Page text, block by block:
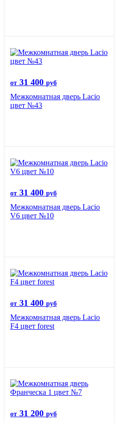
от 31 400 руб
Межкомнатная дверь Lacio
цвет №43
от 31 400 руб
Межкомнатная дверь Lacio
V6 цвет №10
от 31 400 руб
Межкомнатная дверь Lacio
F4 цвет forest
от 31 200 руб